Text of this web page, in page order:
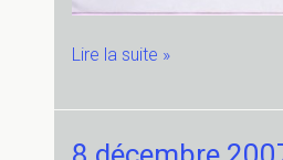
16
2007
Lire la suite »